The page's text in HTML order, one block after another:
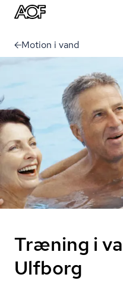
Motion i vand
Træning i
Ulfborg